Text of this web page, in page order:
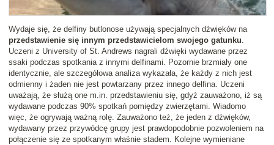
Wydaje się, że delfiny butlonose używają specjalnych dźwięków na
przedstawienie się innym przedstawicielom swojego gatunku.
Uczeni z University of St. Andrews nagrali dźwięki wydawane przez
ssaki podczas spotkania z innymi delfinami. Pozornie brzmiały one
identycznie, ale szczegółowa analiza wykazała, że każdy z nich jest
odmienny i żaden nie jest powtarzany przez innego delfina. Uczeni
uważają, że służą one m.in. przedstawieniu się, gdyż zauważono, iż są
wydawane podczas 90% spotkań pomiędzy zwierzętami. Wiadomo
więc, że ogrywają ważną rolę. Zauważono też, że jeden z dźwięków,
wydawany przez przywódcę grupy jest prawdopodobnie pozwoleniem na
połączenie się ze spotkanym właśnie stadem. Kolejne wymieniane